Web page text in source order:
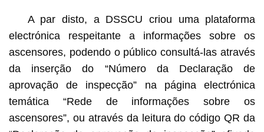
A par disto, a DSSCU criou uma plataforma
electrónica respeitante a informações sobre os
ascensores, podendo o público consultá-las através
da inserção do “Número da Declaração de
aprovação de inspecção” na página electrónica
temática “Rede de informações sobre os
ascensores”, ou através da leitura do código QR da